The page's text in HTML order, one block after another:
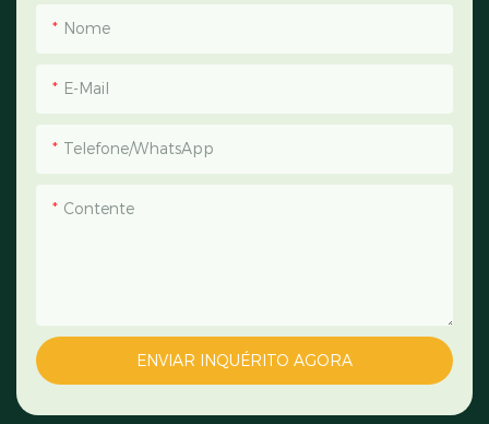
Nome
E-Mail
Telefone/WhatsApp
Contente
ENVIAR INQUÉRITO AGORA